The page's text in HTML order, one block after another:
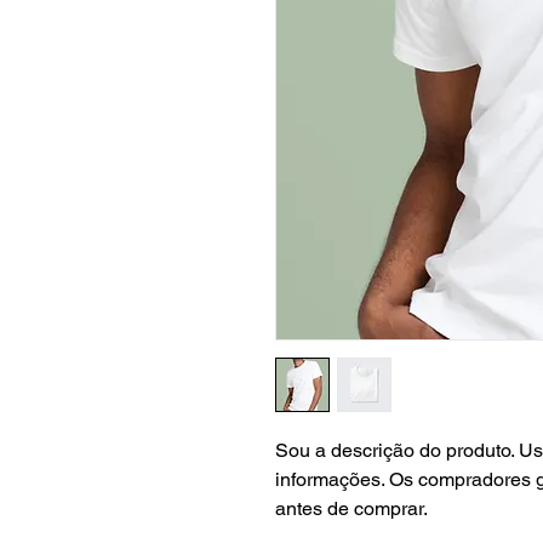
Sou a descrição do produto.
informações. Os compradores
antes de comprar.